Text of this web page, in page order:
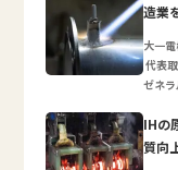
造業
大一
代表
ゼネ
IHの
質向